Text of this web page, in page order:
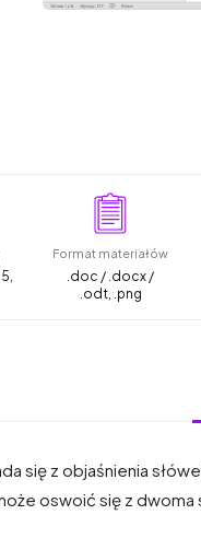
Format materiałów
.doc / .docx /
.odt, .png
się z objaśnienia
oswoić się z dwoma